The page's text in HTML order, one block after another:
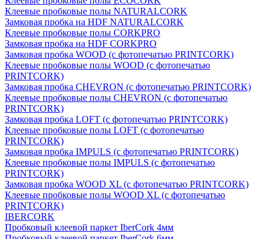
Клеевые пробковые полы NATURALCORK
Замковая пробка на HDF NATURALCORK
Клеевые пробковые полы CORKPRO
Замковая пробка на HDF CORKPRO
Замковая пробка WOOD (с фотопечатью PRINTCORK)
Клеевые пробковые полы WOOD (с фотопечатью
PRINTCORK)
Замковая пробка CHEVRON (с фотопечатью PRINTCORK)
Клеевые пробковые полы CHEVRON (с фотопечатью
PRINTCORK)
Замковая пробка LOFT (с фотопечатью PRINTCORK)
Клеевые пробковые полы LOFT (с фотопечатью
PRINTCORK)
Замковая пробка IMPULS (с фотопечатью PRINTCORK)
Клеевые пробковые полы IMPULS (с фотопечатью
PRINTCORK)
Замковая пробка WOOD XL (с фотопечатью PRINTCORK)
Клеевые пробковые полы WOOD XL (с фотопечатью
PRINTCORK)
IBERCORK
Пробковый клеевой паркет IberCork 4мм